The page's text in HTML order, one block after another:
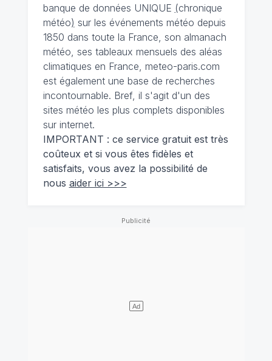
banque de données UNIQUE (chronique
météo) sur les événements météo depuis
1850 dans toute la France, son almanach
météo, ses tableaux mensuels des aléas
climatiques en France, meteo-paris.com
est également une base de recherches
incontournable. Bref, il s'agit d'un des
sites météo les plus complets disponibles
sur internet.
IMPORTANT : ce service gratuit est très
coûteux et si vous êtes fidèles et
satisfaits, vous avez la possibilité de
nous aider ici >>>